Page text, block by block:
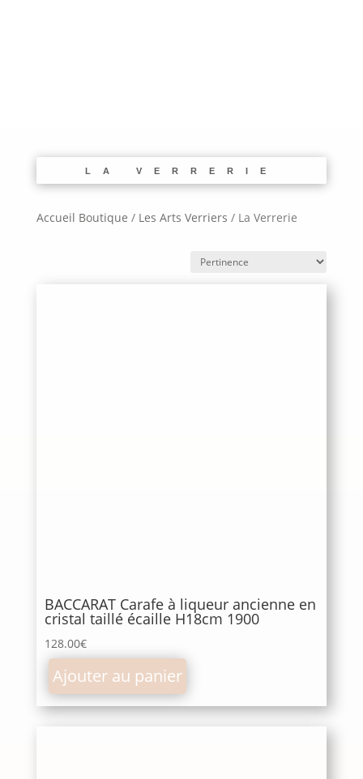
LA VERRERIE
Accueil Boutique / Les Arts Verriers / La Verrerie
BACCARAT Carafe à liqueur ancienne en
cristal taillé écaille H18cm 1900
128.00€
Ajouter au panier